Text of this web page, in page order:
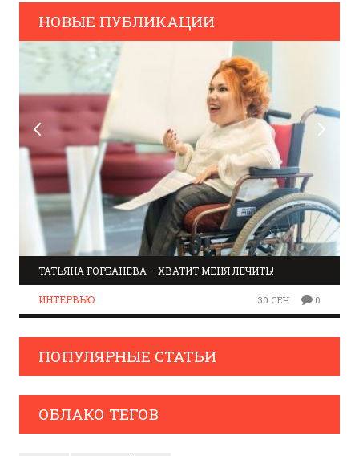
НОВЫЕ ПУБЛИКАЦИИ
ТАТЬЯНА ГОРБАНЕВА – ХВАТИТ МЕНЯ ЛЕЧИТЬ!
ИНТЕРВЬЮ 30 СЕН 0
ПОПУЛЯРНЫЕ СТАТЬИ
ОБЛАКО ТЕГОВ